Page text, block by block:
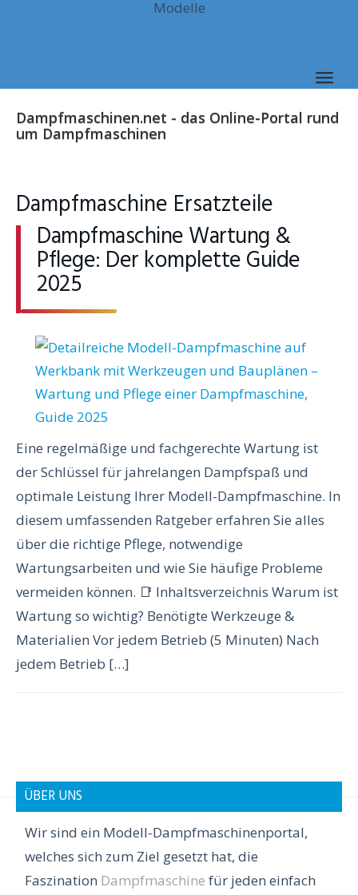
Modelle
Dampfmaschinen.net - das Online-Portal rund
um Dampfmaschinen
Dampfmaschine Ersatzteile
Dampfmaschine Wartung &
Pflege: Der komplette Guide
2025
Eine regelmäßige und fachgerechte Wartung ist
der Schlüssel für jahrelangen Dampfspaß und
optimale Leistung Ihrer Modell-Dampfmaschine. In
diesem umfassenden Ratgeber erfahren Sie alles
über die richtige Pflege, notwendige
Wartungsarbeiten und wie Sie häufige Probleme
vermeiden können. 📑 Inhaltsverzeichnis Warum ist
Wartung so wichtig? Benötigte Werkzeuge &
Materialien Vor jedem Betrieb (5 Minuten) Nach
jedem Betrieb […]
ÜBER UNS
Wir sind ein Modell-Dampfmaschinenportal,
welches sich zum Ziel gesetzt hat, die
Faszination Dampfmaschine für jeden einfach